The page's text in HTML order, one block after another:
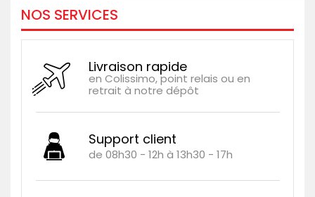
NOS SERVICES
Livraison rapide
en Colissimo, point relais ou en
retrait à notre dépôt
Support client
de 08h30 - 12h à 13h30 - 17h